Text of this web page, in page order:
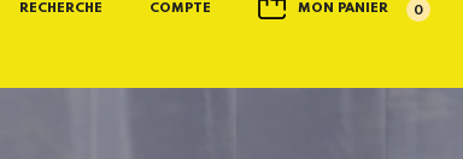
RECHERCHE COMPTE MON PANIER 0